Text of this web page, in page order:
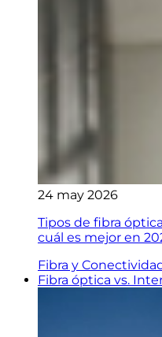
24 may 2026
Tipos de fibra
cuál es mejor en
Fibra y
Fibra óptica vs.